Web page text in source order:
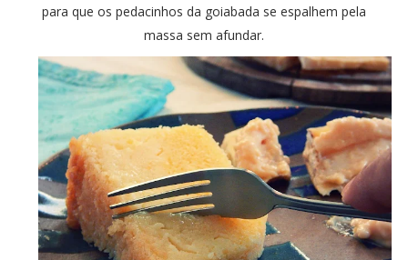
para que os pedacinhos da goiabada se espalhem pela
massa sem afundar.